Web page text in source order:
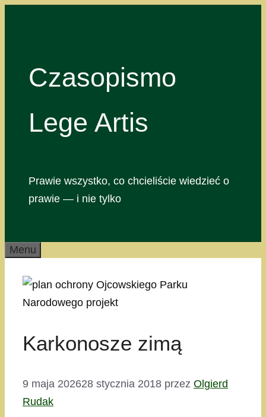
Czasopismo
Lege Artis
Prawie wszystko, co chcieliście wiedzieć o
prawie — i nie tylko
Menu
Karkonosze zimą
9 maja 202628 stycznia 2018 przez Olgierd
Rudak